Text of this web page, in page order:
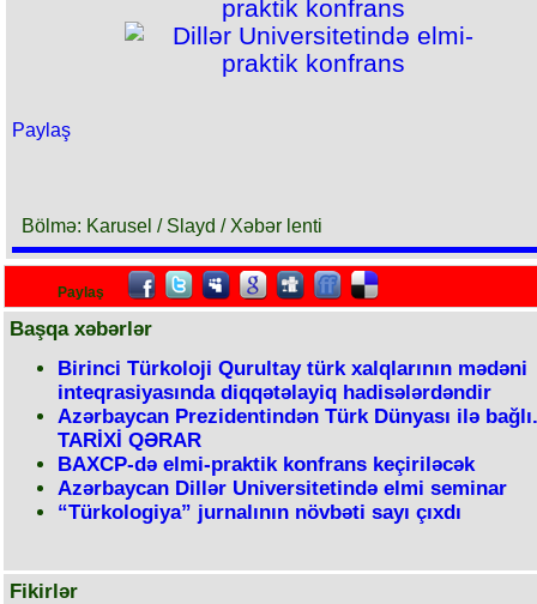
Paylaş
Bölmə: Karusel / Slayd / Xəbər lenti
Paylaş
Başqa xəbərlər
Birinci Türkoloji Qurultay türk xalqlarının mədəni
inteqrasiyasında diqqətəlayiq hadisələrdəndir
Azərbaycan Prezidentindən Türk Dünyası ilə
TARİXİ QƏRAR
BAXCP-də elmi-praktik konfrans keçiriləcək
Azərbaycan Dillər Universitetində elmi seminar
“Türkologiya” jurnalının növbəti sayı çıxdı
Fikirlər